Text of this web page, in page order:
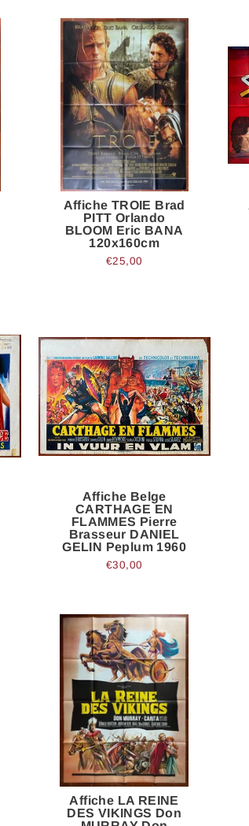
Affiche TROIE Brad
PITT Orlando
BLOOM Eric BANA
120x160cm
€25,00
Affiche Belge
CARTHAGE EN
FLAMMES Pierre
Brasseur DANIEL
GELIN Peplum 1960
€30,00
Affiche LA REINE
DES VIKINGS Don